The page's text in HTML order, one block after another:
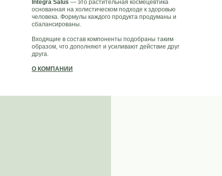
Integra Salus — это растительная космецевтика
основанная на холистическом подходе к здоровью
человека. Формулы каждого продукта продуманы и
сбалансированы.
Входящие в состав компоненты подобраны таким
образом, что дополняют и усиливают действие друг
друга.
О КОМПАНИИ